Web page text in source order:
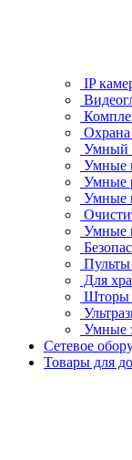
IP
Охрана
Умный
Умные
Умные
Умные
Умные
Для
Шторы
Умные
Сетевое
Товары для